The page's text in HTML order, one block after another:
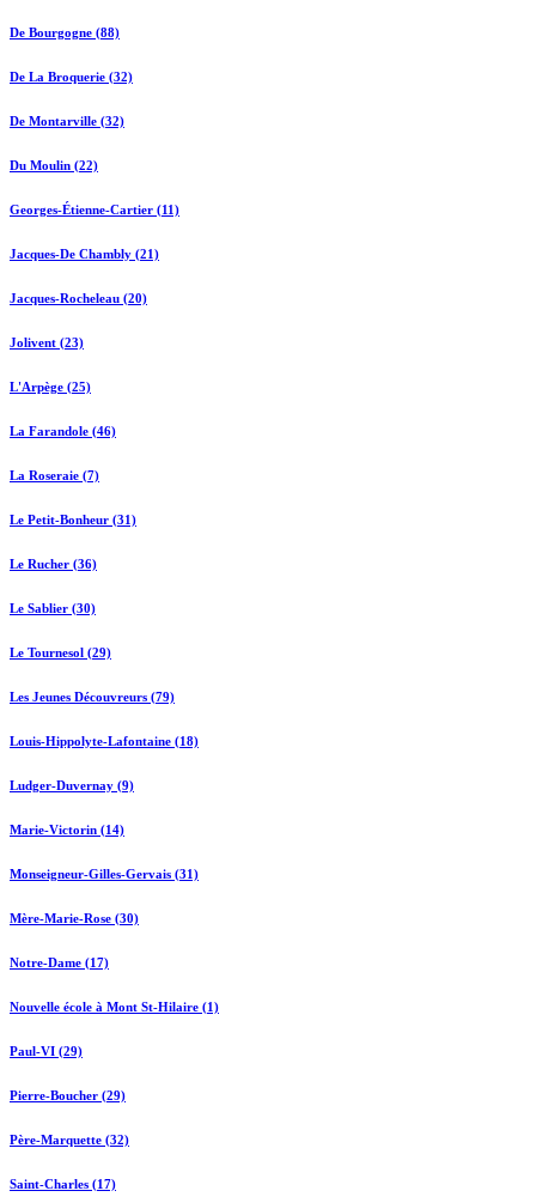
De Bourgogne (88)
De La Broquerie (32)
De Montarville (32)
Du Moulin (22)
Georges-Étienne-Cartier (11)
Jacques-De Chambly (21)
Jacques-Rocheleau (20)
Jolivent (23)
L'Arpège (25)
La Farandole (46)
La Roseraie (7)
Le Petit-Bonheur (31)
Le Rucher (36)
Le Sablier (30)
Le Tournesol (29)
Les Jeunes Découvreurs (79)
Louis-Hippolyte-Lafontaine (18)
Ludger-Duvernay (9)
Marie-Victorin (14)
Monseigneur-Gilles-Gervais (31)
Mère-Marie-Rose (30)
Notre-Dame (17)
Nouvelle école à Mont St-Hilaire (1)
Paul-VI (29)
Pierre-Boucher (29)
Père-Marquette (32)
Saint-Charles (17)